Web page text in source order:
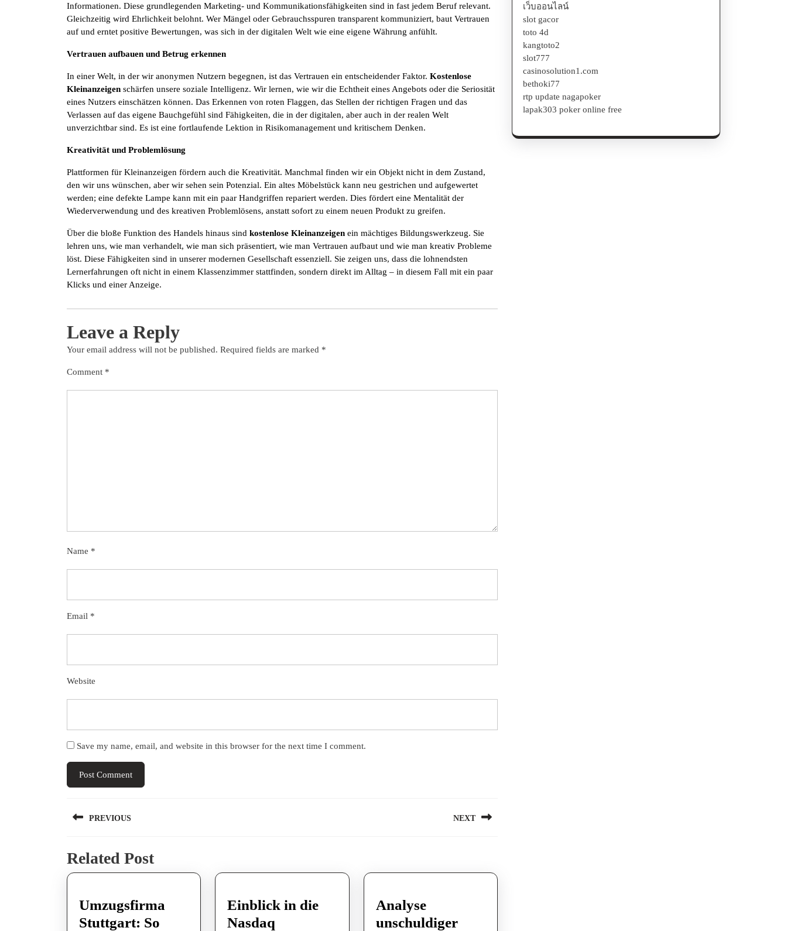
Informationen. Diese grundlegenden Marketing- und Kommunikationsfähigkeiten sind in fast jedem Beruf relevant.
Gleichzeitig wird Ehrlichkeit belohnt. Wer Mängel oder Gebrauchsspuren transparent kommuniziert, baut Vertrauen
auf und erntet positive Bewertungen, was sich in der digitalen Welt wie eine eigene Währung anfühlt.
Vertrauen aufbauen und Betrug erkennen
In einer Welt, in der wir anonymen Nutzern begegnen, ist das Vertrauen ein entscheidender Faktor. Kostenlose
Kleinanzeigen schärfen unsere soziale Intelligenz. Wir lernen, wie wir die Echtheit eines Angebots oder die Seriosität
eines Nutzers einschätzen können. Das Erkennen von roten Flaggen, das Stellen der richtigen Fragen und das
Verlassen auf das eigene Bauchgefühl sind Fähigkeiten, die in der digitalen, aber auch in der realen Welt
unverzichtbar sind. Es ist eine fortlaufende Lektion in Risikomanagement und kritischem Denken.
Kreativität und Problemlösung
Plattformen für Kleinanzeigen fördern auch die Kreativität. Manchmal finden wir ein Objekt nicht in dem Zustand,
den wir uns wünschen, aber wir sehen sein Potenzial. Ein altes Möbelstück kann neu gestrichen und aufgewertet
werden; eine defekte Lampe kann mit ein paar Handgriffen repariert werden. Dies fördert eine Mentalität der
Wiederverwendung und des kreativen Problemlösens, anstatt sofort zu einem neuen Produkt zu greifen.
Über die bloße Funktion des Handels hinaus sind kostenlose Kleinanzeigen ein mächtiges Bildungswerkzeug. Sie
lehren uns, wie man verhandelt, wie man sich präsentiert, wie man Vertrauen aufbaut und wie man kreativ Probleme
löst. Diese Fähigkeiten sind in unserer modernen Gesellschaft essenziell. Sie zeigen uns, dass die lohnendsten
Lernerfahrungen oft nicht in einem Klassenzimmer stattfinden, sondern direkt im Alltag – in diesem Fall mit ein paar
Klicks und einer Anzeige.
Leave a Reply
Your email address will not be published. Required fields are marked *
Comment *
Name *
Email *
Website
Save my name, email, and website in this browser for the next time I comment.
PostPREVIOUS
post:
NEXT
Related Post
Umzugsfirma
Stuttgart: So
Einblick in die
Nasdaq
Analyse
unschuldiger
เว็บออนไลน์
slot gacor
toto 4d
kangtoto2
slot777
casinosolution1.com
bethoki77
rtp update nagapoker
lapak303 poker online free